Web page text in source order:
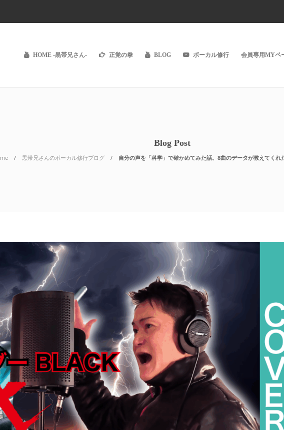
HOME -黒帯兄さん- 正覚の拳 BLOG ボーカル修行 会員専用MYペ
Blog Post
黒帯兄さんのボーカル修行ブログ 自分の声を「科学」で確かめてみた話。8曲のデータが教えてく